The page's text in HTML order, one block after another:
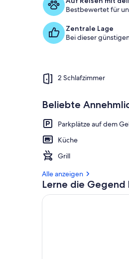
Bestbewertet für
Zentrale Lage
Bei dieser
2 Schlafzimmer
Beliebte
Parkplätze auf dem
Küche
Grill
Alle anzeigen
Lerne die Gegend